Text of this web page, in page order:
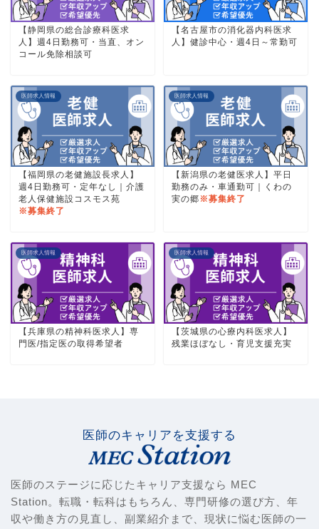
【静岡県の総合診療科医求
人】週4日勤務可・当直、オン
コール免除相談可
【名古屋市の消化器内科医求
人】健診中心・週4日～常勤可
医師求人情報
【福岡県の老健施設長求人】
週4日勤務可・定年なし｜介護
老人保健施設コスモス苑
※募集終了
医師求人情報
【新潟県の老健医求人】平日
勤務のみ・車通勤可｜くわの
実の郷※募集終了
医師求人情報
【兵庫県の精神科医求人】専
門医/指定医の取得希望者
医師求人情報
【茨城県の心療内科医求人】
残業ほぼなし・育児支援充実
医師のキャリアを支援する
医師のステージに応じたキャリア支援なら MEC
Station。転職・転科はもちろん、専門研修の選び方、年
収や働き方の見直し、副業紹介まで、現状に悩む医師の一